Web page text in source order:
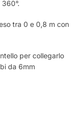
tra 0 e 0,8 m con
per collegarlo
da 6mm